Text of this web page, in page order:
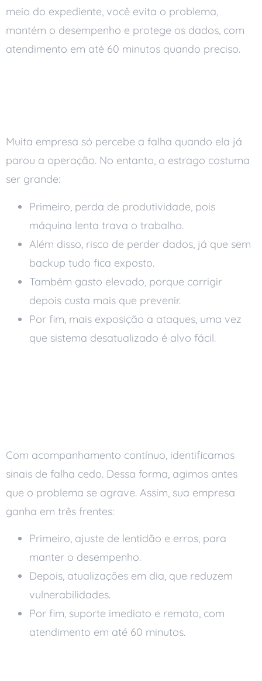
meio do expediente, você evita o problema,
mantém o desempenho e protege os dados, com
atendimento em até 60 minutos quando preciso.
Muita empresa só percebe a falha quando ela já
parou a operação. No entanto, o estrago costuma
ser grande:
Primeiro, perda de produtividade, pois
máquina lenta trava o trabalho.
Além disso, risco de perder dados, já que sem
backup tudo fica exposto.
Também gasto elevado, porque corrigir
depois custa mais que prevenir.
Por fim, mais exposição a ataques, uma vez
que sistema desatualizado é alvo fácil.
Com acompanhamento contínuo, identificamos
sinais de falha cedo. Dessa forma, agimos antes
que o problema se agrave. Assim, sua empresa
ganha em três frentes:
Primeiro, ajuste de lentidão e erros, para
manter o desempenho.
Depois, atualizações em dia, que reduzem
vulnerabilidades.
Por fim, suporte imediato e remoto, com
atendimento em até 60 minutos.